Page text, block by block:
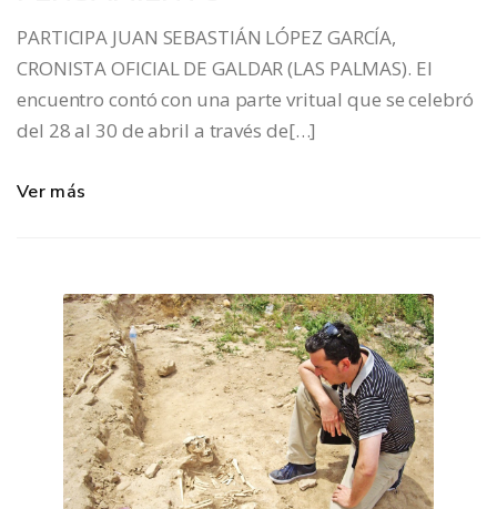
PARTICIPA JUAN SEBASTIÁN LÓPEZ GARCÍA,
CRONISTA OFICIAL DE GALDAR (LAS PALMAS). El
encuentro contó con una parte vritual que se celebró
del 28 al 30 de abril a través de[…]
Ver más